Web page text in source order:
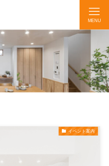
MENU
イベント案内